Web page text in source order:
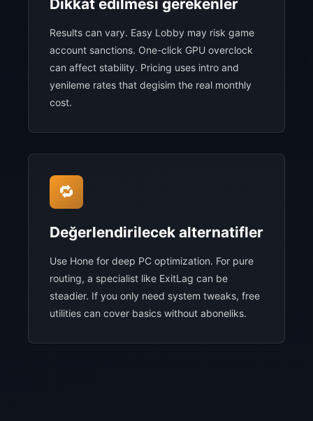
Dikkat edilmesi gerekenler
Results can vary. Easy Lobby may risk game
account sanctions. One-click GPU overclock
can affect stability. Pricing uses intro and
yenileme rates that degisim the real monthly
cost.
🔁
Değerlendirilecek alternatifler
Use Hone for deep PC optimization. For pure
routing, a specialist like ExitLag can be
steadier. If you only need system tweaks, free
utilities can cover basics without aboneliks.